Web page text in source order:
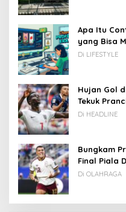
Apa Itu
yang Bisa
Rupiah
Di LIFESTYLE
Hujan Gol
Tekuk
Di HEADLINE
Bungkam
Final Piala
Di OLAHRAGA